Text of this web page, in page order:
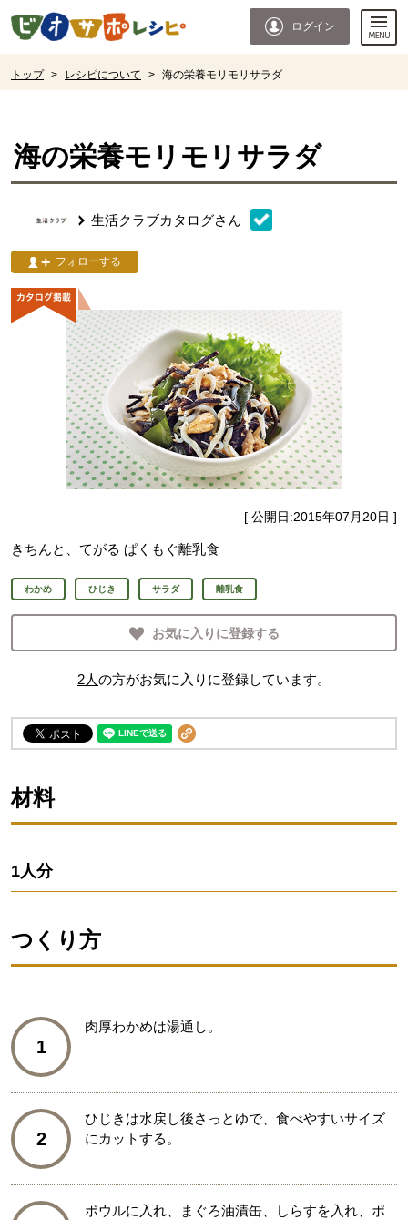
ページの先頭です。
ログイン
トップ > レシピについて > 海の栄養モリモリサラダ
海の栄養モリモリサラダ
生活クラブカタログさん
フォローする
[ 公開日:2015年07月20日 ]
きちんと、てがる ぱくもぐ離乳食
わかめ ひじき サラダ 離乳食
お気に入りに登録する
2人の方がお気に入りに登録しています。
材料
1人分
つくり方
1
肉厚わかめは湯通し。
2
ひじきは水戻し後さっとゆで、食べやすいサイズ
にカットする。
ボウルに入れ、まぐろ油漬缶、しらすを入れ、ポ